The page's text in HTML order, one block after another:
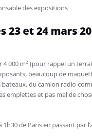
des expositions
23 et 24 mars
4 000 m² (pour rappel un
beaucoup de
bateaux, du camion radio-
emplettes et pas mal de
1h30 de Paris en passant par